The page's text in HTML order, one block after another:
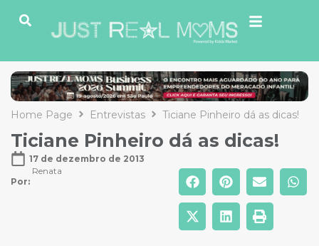
Home Page Entrevistas Ticiane Pinheiro dá as dicas!
Ticiane Pinheiro dá as dicas!
17 de dezembro de 2013
Por:
Renata